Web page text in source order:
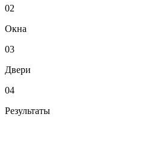
02
Окна
03
Двери
04
Результаты